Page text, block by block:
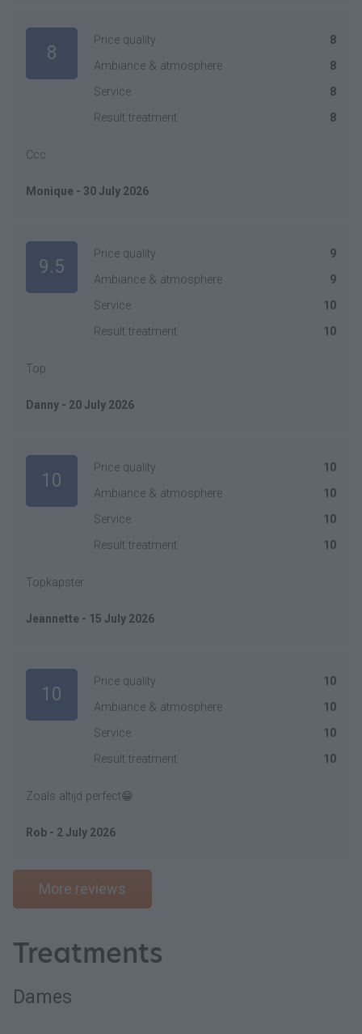
8
Price quality
8
Ambiance & atmosphere
8
Service
8
Result treatment
8
Ccc
Monique - 30 July 2026
9.5
Price quality
9
Ambiance & atmosphere
9
Service
10
Result treatment
10
Top
Danny - 20 July 2026
10
Price quality
10
Ambiance & atmosphere
10
Service
10
Result treatment
10
Topkapster
Jeannette - 15 July 2026
10
Price quality
10
Ambiance & atmosphere
10
Service
10
Result treatment
10
Zoals altijd perfect😁
Rob - 2 July 2026
More reviews
Treatments
Dames